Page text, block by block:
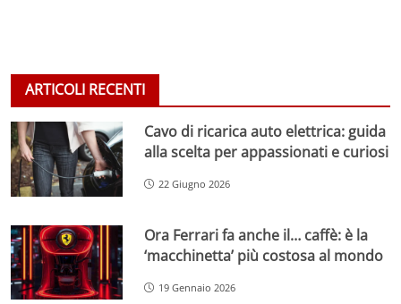
ARTICOLI RECENTI
Cavo di ricarica auto elettrica: guida
alla scelta per appassionati e curiosi
22 Giugno 2026
Ora Ferrari fa anche il… caffè: è la
‘macchinetta’ più costosa al mondo
19 Gennaio 2026